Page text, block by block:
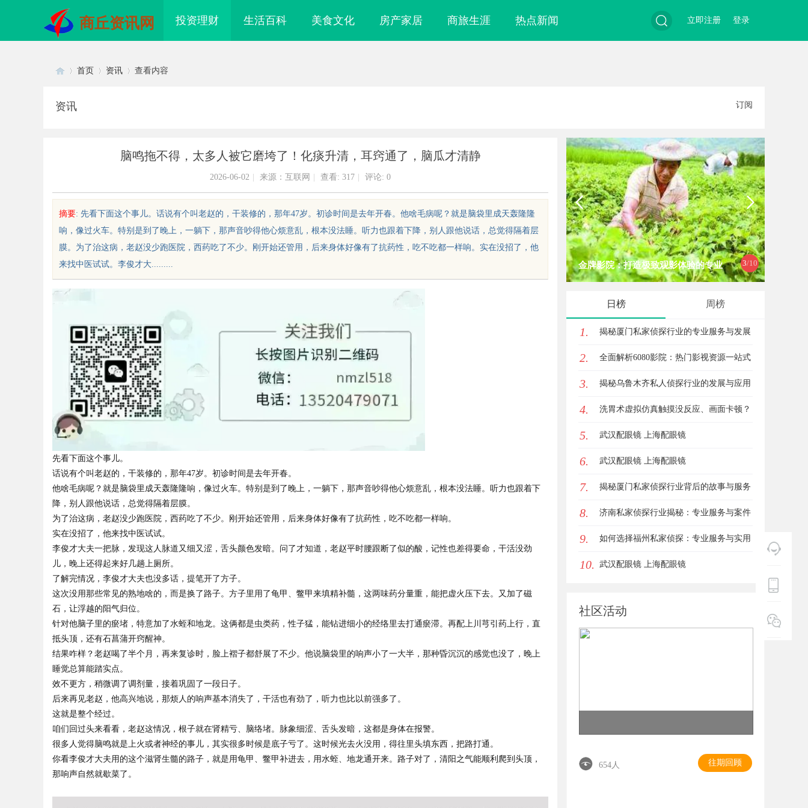
商丘资讯网 投资理财 生活百科 美食文化 房产家居 商旅生涯 热点新闻
索
登录
立即注册
sc
!
Bo
ar
首页 资讯 查看内容
资讯 订阅
脑鸣拖不得，太多人被它磨垮了！化痰升清，耳窍通了，脑瓜才清静
2026-06-02 来源：互联网 查看: 317 评论: 0
摘要: 先看下面这个事儿。话说有个叫老赵的，干装修的，那年47岁。初诊时间是去年开春。他啥毛病呢？就是脑袋里成天轰隆隆
响，像过火车。特别是到了晚上，一躺下，那声音吵得他心烦意乱，根本没法睡。听力也跟着下降，别人跟他说话，总觉得隔着层
膜。为了治这病，老赵没少跑医院，西药吃了不少。刚开始还管用，后来身体好像有了抗药性，吃不吃都一样响。实在没招了，他
来找中医试试。李俊才大.........
先看下面这个事儿。
话说有个叫老赵的，干装修的，那年47岁。初诊时间是去年开春。
他啥毛病呢？就是脑袋里成天轰隆隆响，像过火车。特别是到了晚上，一躺下，那声音吵得他心烦意乱，根本没法睡。听力也跟着下
降，别人跟他说话，总觉得隔着层膜。
为了治这病，老赵没少跑医院，西药吃了不少。刚开始还管用，后来身体好像有了抗药性，吃不吃都一样响。
实在没招了，他来找中医试试。
李俊才大夫一把脉，发现这人脉道又细又涩，舌头颜色发暗。问了才知道，老赵平时腰跟断了似的酸，记性也差得要命，干活没劲
儿，晚上还得起来好几趟上厕所。
了解完情况，李俊才大夫也没多话，提笔开了方子。
这次没用那些常见的熟地啥的，而是换了路子。方子里用了龟甲、鳖甲来填精补髓，这两味药分量重，能把虚火压下去。又加了磁
石，让浮越的阳气归位。
针对他脑子里的瘀堵，特意加了水蛭和地龙。这俩都是虫类药，性子猛，能钻进细小的经络里去打通瘀滞。再配上川芎引药上行，直
抵头顶，还有石菖蒲开窍醒神。
结果咋样？老赵喝了半个月，再来复诊时，脸上褶子都舒展了不少。他说脑袋里的响声小了一大半，那种昏沉沉的感觉也没了，晚上
睡觉总算能踏实点。
效不更方，稍微调了调剂量，接着巩固了一段日子。
后来再见老赵，他高兴地说，那烦人的响声基本消失了，干活也有劲了，听力也比以前强多了。
这就是整个经过。
咱们回过头来看看，老赵这情况，根子就在肾精亏、脑络堵。脉象细涩、舌头发暗，这都是身体在报警。
很多人觉得脑鸣就是上火或者神经的事儿，其实很多时候是底子亏了。这时候光去火没用，得往里头填东西，把路打通。
你看李俊才大夫用的这个滋肾生髓的路子，就是用龟甲、鳖甲补进去，用水蛭、地龙通开来。路子对了，清阳之气能顺利爬到头顶，
那响声自然就歇菜了。
4/10
激光焊接系列：高效、精准及环保的
制造解决方案
温婉灵动，一眼万年！久匠量身定制
笔！淡颜系女生的气质加分项
日榜 周榜
1. 揭秘厦门私家侦探行业的专业服务与发展
趋势
2. 全面解析6080影院：热门影视资源一站式
观看体验
3. 揭秘乌鲁木齐私人侦探行业的发展与应用
前景
4. 洗胃术虚拟仿真触摸没反应、画面卡顿？
立方幻境破解难题
5. 武汉配眼镜 上海配眼镜
6. 武汉配眼镜 上海配眼镜
7. 揭秘厦门私家侦探行业背后的故事与服务
价值
8. 济南私家侦探行业揭秘：专业服务与案件
解析全方位指南
9. 如何选择福州私家侦探：专业服务与实用
指南详解
10. 武汉配眼镜 上海配眼镜
社区活动
654人 往期回顾